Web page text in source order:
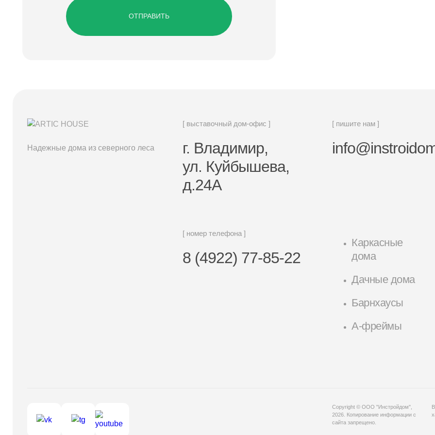
ОТПРАВИТЬ
Надежные дома из северного леса
[ выставочный дом-офис ]
г. Владимир,
ул. Куйбышева,
д.24А
[ пишите нам ]
[ номер телефона ]
8 (4922) 77-85-22
Каркасные
дома
Дачные дома
Барнхаусы
А-фреймы
Copyright © ООО "Инстройдом",
2026. Копирование информации с
сайта запрещено.